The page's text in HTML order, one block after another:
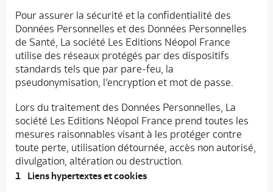
Pour assurer la sécurité et la confidentialité des
Données Personnelles et des Données Personnelles
de Santé, La société Les Editions Néopol France
utilise des réseaux protégés par des dispositifs
standards tels que par pare-feu, la
pseudonymisation, l’encryption et mot de passe.
Lors du traitement des Données Personnelles, La
société Les Editions Néopol France prend toutes les
mesures raisonnables visant à les protéger contre
toute perte, utilisation détournée, accès non autorisé,
divulgation, altération ou destruction.
Liens hypertextes et cookies